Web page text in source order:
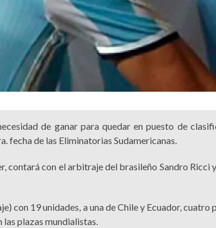
de ganar para quedar en puesto de
fecha de las Eliminatorias Sudamericanas.
contará con el arbitraje del brasileño Sandro Ricci
con 19 unidades, a una de Chile y Ecuador,
las plazas mundialistas.